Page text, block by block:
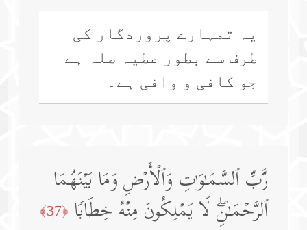
یہ تمہارے پروردگار کی
طرف سے بطور عطیہ صلہ ہے
جو کافی و وافی ہے۔
رَّبِّ ٱلسَّمَـٰوَ ٰ⁠تِ وَٱلۡأَرۡضِ وَمَا بَیۡنَهُمَا
ٱلرَّحۡمَـٰنِۖ لَا یَمۡلِكُونَ مِنۡهُ خِطَابࣰا ﴿37﴾